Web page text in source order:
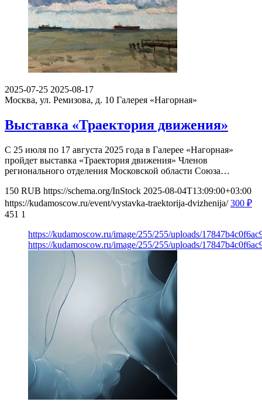
2025-07-25 2025-08-17
Москва, ул. Ремизова, д. 10 Галерея «Нагорная»
Выставка «Траектория движения»
С 25 июля по 17 августа 2025 года в Галерее «Нагорная»
пройдет выставка «Траектория движения» Членов
регионального отделения Московской области Союза…
150 RUB https://schema.org/InStock 2025-08-04T13:09:00+03:00
https://kudamoscow.ru/event/vystavka-traektorija-dvizhenija/ 300 ₽
451 1
https://kudamoscow.ru/image/255/255/uploads/
https://kudamoscow.ru/image/255/255/uploads/